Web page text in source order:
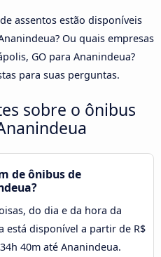
assentos estão disponíveis
Ou quais empresas
GO para Ananindeua?
para suas perguntas.
sobre o ônibus
de ônibus de
do dia e da hora da
está disponível a partir de R$
40m até Ananindeua.